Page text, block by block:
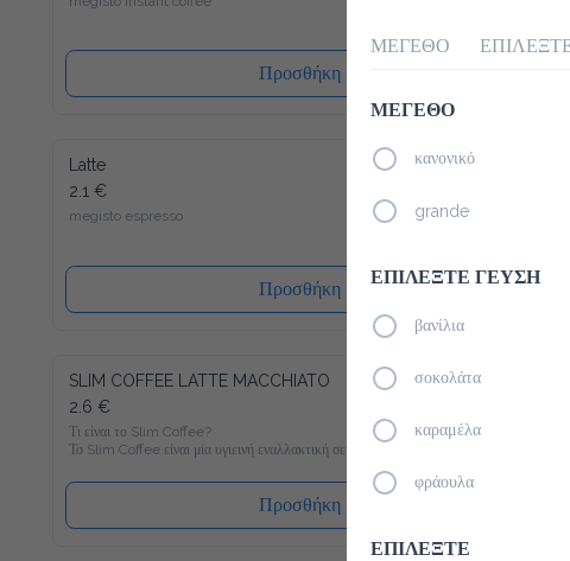
Προσθήκη
Latte
2.1 €
megisto espresso
Προσθήκη
SLIM COFFEE LATTE MACCHIATO
2.6 €
Τι είναι το Slim Coffee?
Το Slim Coffee είναι μία υγιεινή εναλλακτική σε σχέση με τον
συνηθισμένο στιγμιαίο καφέ, ο οποίος είναι γεμάτος σε
ζάχαρη. Γνώριζες πως πχ. ένας κλασσικός στιγμιαίος καφές με
γάλα περιέχει περίπου 400 θερμίδες ανά 100 ml; Με μόνο 6
θερμίδες ανά 100 ml θα γίνει ο Slim Coffee Latte Macchiato το
καινούριο σου αγαπημένο ρόφημα για να ξεκινήσεις την ημέρα
σου. Παρόλο που περιέχει λίγες θερμίδες και είναι άνευ
Προσθήκη
ΜΕΓΕΘΟ
ΜΕΓΕΘΟ
κανονικό
grande
ΕΠΙΛΕΞΤΕ ΓΕΥΣΗ
βανίλια
σοκολάτα
καραμέλα
φράουλα
ΕΠΙΛΕΞΤΕ